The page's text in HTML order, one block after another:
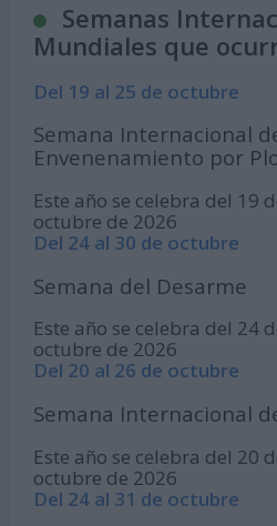
Semanas
Mundiales que
Del 19 al 25 de octubre
Semana Internacional
Envenenamiento por
Este año se celebra del 19
octubre de 2026
Del 24 al 30 de octubre
Semana del Desarme
Este año se celebra del 24
octubre de 2026
Del 20 al 26 de octubre
Semana Internacional
Este año se celebra del 20
octubre de 2026
Del 24 al 31 de octubre